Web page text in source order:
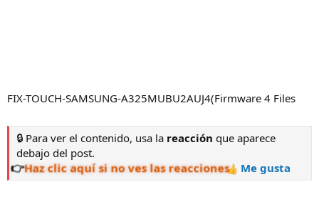
FIX-TOUCH-SAMSUNG-A325MUBU2AUJ4(Firmware 4 Files
🔒 Para ver el contenido, usa la reacción que aparece
debajo del post.
👉Haz clic aquí si no ves las reacciones Me gusta